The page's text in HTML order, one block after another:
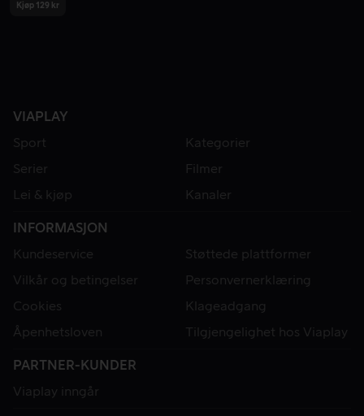
Kjøp 129 kr
VIAPLAY
Sport
Kategorier
Serier
Filmer
Lei & kjøp
Kanaler
INFORMASJON
Kundeservice
Støttede plattformer
Vilkår og betingelser
Personvernerklæring
Cookies
Klageadgang
Åpenhetsloven
Tilgjengelighet hos Viaplay
PARTNER-KUNDER
Viaplay inngår